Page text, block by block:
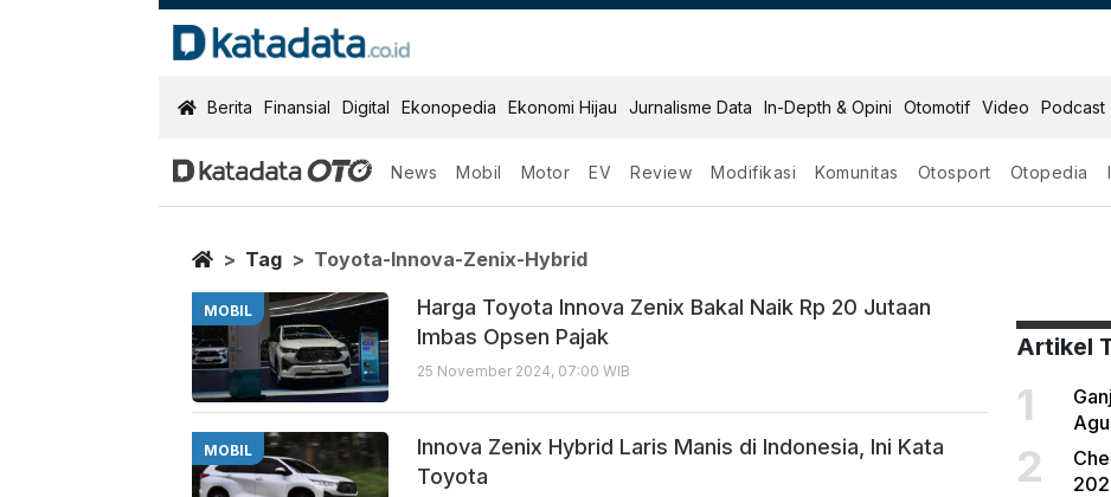
KatadataOTO
Berita Finansial Digital Ekonopedia Ekonomi Hijau Jurnalisme Data In-Depth & Opini Otomotif Video Podcast
News Mobil Motor EV Review Modifikasi Komunitas Otosport Otopedia
Toyota Innova Zenix Hybrid
Berita Terbaru
Home
Tag Toyota-Innova-Zenix-Hybrid
MOBIL
Harga Toyota Innova Zenix Bakal Naik Rp 20 Jutaan
Imbas Opsen Pajak
25 November 2024, 07:00 WIB
MOBIL
Innova Zenix Hybrid Laris Manis di Indonesia, Ini Kata
Toyota
Artikel
1
2